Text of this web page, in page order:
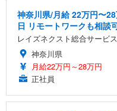
神奈川県/月給 22万円〜
日 リモートワークも相談
レイズネクスト総合サービ
神奈川県
月給22万円～28万円
正社員